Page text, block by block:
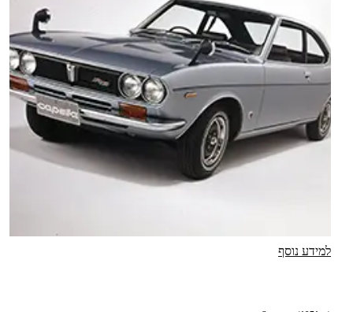
למידע נוסף